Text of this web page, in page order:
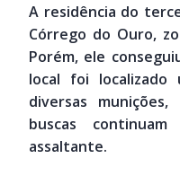
A residência do
Córrego do Ouro,
Porém, ele
local foi
diversas
buscas
assaltante.